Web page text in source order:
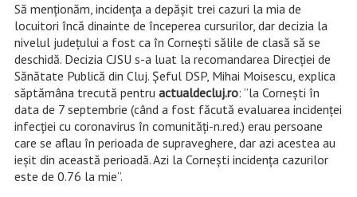
Să menționăm, incidența a depășit trei cazuri la mia de
locuitori încă dinainte de începerea cursurilor, dar decizia la
nivelul județului a fost ca în Cornești sălile de clasă să se
deschidă. Decizia CJSU s-a luat la recomandarea Direcției de
Sănătate Publică din Cluj. Șeful DSP, Mihai Moisescu, explica
săptămâna trecută pentru actualdecluj.ro: ”la Cornești în
data de 7 septembrie (când a fost făcută evaluarea incidenței
infecției cu coronavirus în comunități-n.red.) erau persoane
care se aflau în perioada de supraveghere, dar azi acestea au
ieșit din această perioadă. Azi la Cornești incidența cazurilor
este de 0.76 la mie”.